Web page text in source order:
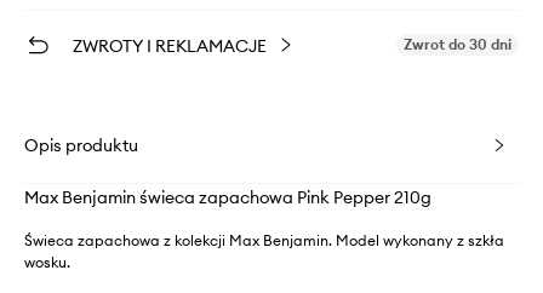
ZWROTY I REKLAMACJE Zwrot do 30 dni
Opis produktu
Max Benjamin świeca zapachowa Pink Pepper 210g
Świeca zapachowa z kolekcji Max Benjamin. Model wykonany z szkła
wosku.